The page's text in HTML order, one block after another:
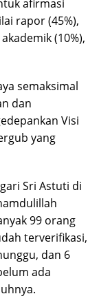
afirmasi
rapor (45%),
(10%),
semaksimal
dan
Visi
yang
Sri Astuti di
99 orang
terverifikasi,
dan 6
ada